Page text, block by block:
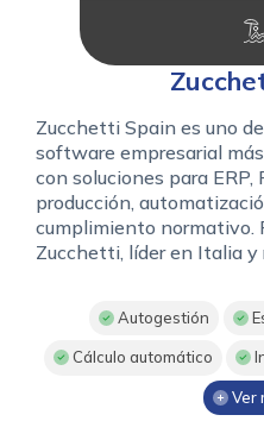
Zucchetti Spain es uno
software empresarial
con soluciones para ERP,
producción,
cumplimiento normativo.
Zucchetti, líder en Italia y
Autogestión
Cálculo automático
Ver